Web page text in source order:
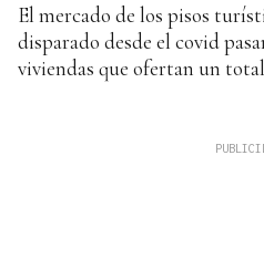
El mercado de los pisos
disparado desde el covid
viviendas que ofertan un total